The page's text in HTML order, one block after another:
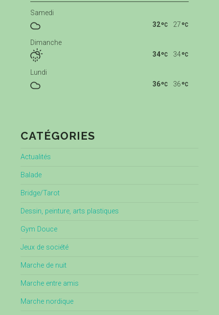
Samedi
27
32
Dimanche
34
34
Lundi
36
36
CATÉGORIES
Actualités
Balade
Bridge/Tarot
Dessin, peinture, arts plastiques
Gym Douce
Jeux de société
Marche de nuit
Marche entre amis
Marche nordique